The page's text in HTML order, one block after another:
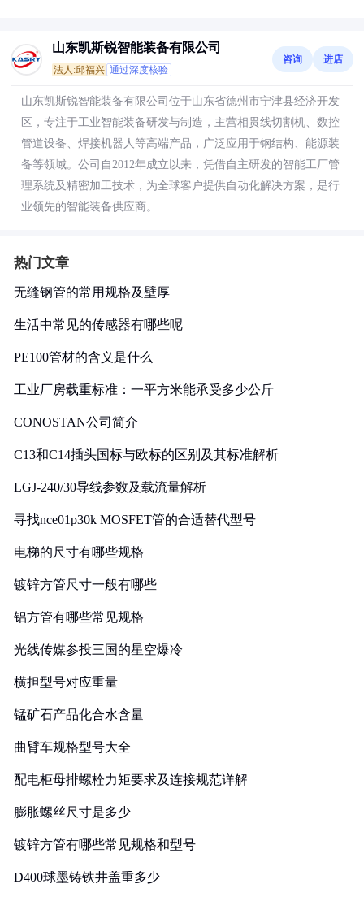
山东凯斯锐智能装备有限公司
法人:邱福兴 通过深度核验
咨询 进店
山东凯斯锐智能装备有限公司位于山东省德州市宁津县经济开发
区，专注于工业智能装备研发与制造，主营相贯线切割机、数控
管道设备、焊接机器人等高端产品，广泛应用于钢结构、能源装
备等领域。公司自2012年成立以来，凭借自主研发的智能工厂管
理系统及精密加工技术，为全球客户提供自动化解决方案，是行
业领先的智能装备供应商。
热门文章
无缝钢管的常用规格及壁厚
生活中常见的传感器有哪些呢
PE100管材的含义是什么
工业厂房载重标准：一平方米能承受多少公斤
CONOSTAN公司简介
C13和C14插头国标与欧标的区别及其标准解析
LGJ-240/30导线参数及载流量解析
寻找nce01p30k MOSFET管的合适替代型号
电梯的尺寸有哪些规格
镀锌方管尺寸一般有哪些
铝方管有哪些常见规格
光线传媒参投三国的星空爆冷
横担型号对应重量
锰矿石产品化合水含量
曲臂车规格型号大全
配电柜母排螺栓力矩要求及连接规范详解
膨胀螺丝尺寸是多少
镀锌方管有哪些常见规格和型号
D400球墨铸铁井盖重多少